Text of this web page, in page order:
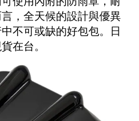
，全天候的設計與優異
不可或缺的好包包。日
在台。